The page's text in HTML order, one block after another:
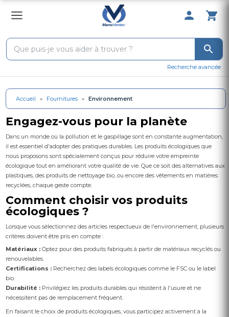
0 Produit
Recherche avancée
Accueil » Fournitures » Environnement
Engagez-vous pour la planète
Dans un monde où la pollution et le gaspillage sont en constante augmentation,
il est essentiel d'adopter des pratiques durables. Les produits écologiques que
nous proposons sont spécialement conçus pour réduire votre empreinte
écologique tout en améliorant votre qualité de vie. Que ce soit des alternatives aux
plastiques, des produits de nettoyage bio, ou encore des vêtements en matières
recyclées, chaque geste compte.
Comment choisir vos produits
écologiques ?
Lorsque vous sélectionnez des articles respectueux de l'environnement, plusieurs
critères doivent être pris en compte :
Matériaux : Optez pour des produits fabriqués à partir de matériaux recyclés ou
renouvelables.
Certifications : Recherchez des labels écologiques comme le FSC ou le label
bio.
Durabilité : Privilégiez les produits durables qui résistent à l'usure et ne
nécessitent pas de remplacement fréquent.
En faisant le choix de produits écologiques, vous participez activement à la